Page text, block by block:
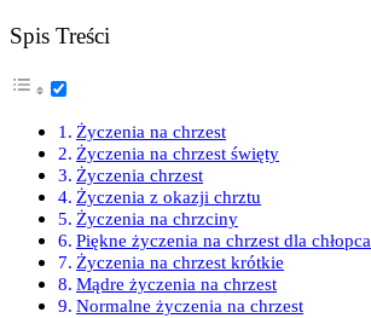
Spis Treści
Życzenia na chrzest
Życzenia na chrzest święty
Życzenia chrzest
Życzenia z okazji chrztu
Życzenia na chrzciny
Piękne życzenia na chrzest dla chłopca
Życzenia na chrzest krótkie
Mądre życzenia na chrzest
Normalne życzenia na chrzest